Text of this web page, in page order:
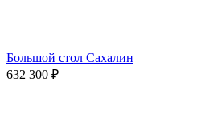
Большой стол Сахалин
632 300 ₽